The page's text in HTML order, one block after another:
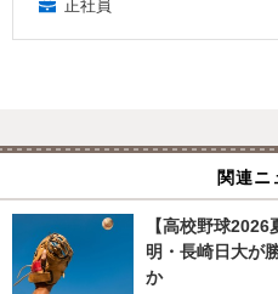
正社員
関連ニ
【高校野球
明・長崎日大が
か